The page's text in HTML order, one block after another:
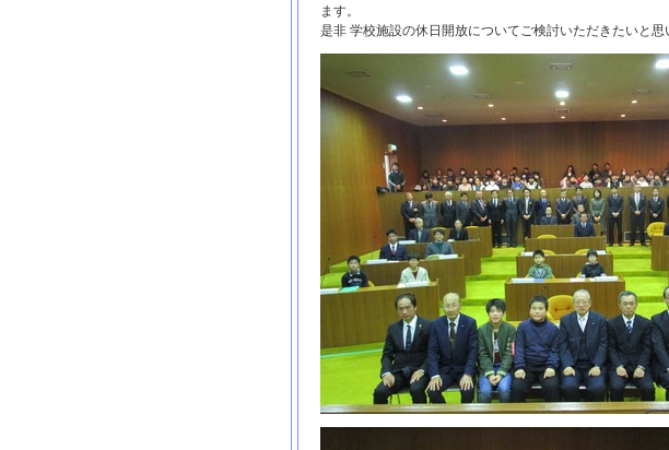
ます。
是非 学校施設の休日開放についてご検討いただきたいと